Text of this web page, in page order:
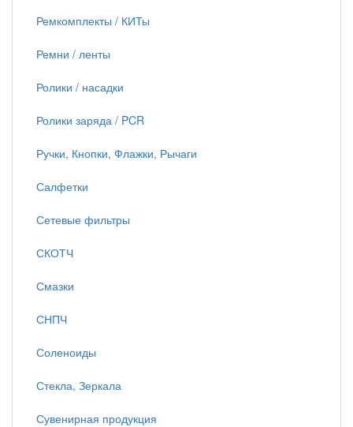
Ремкомплекты / КИТы
Ремни / ленты
Ролики / насадки
Ролики заряда / PCR
Ручки, Кнопки, Флажки, Рычаги
Салфетки
Сетевые фильтры
СКОТЧ
Смазки
СНПЧ
Соленоиды
Стекла, Зеркала
Сувенирная продукция